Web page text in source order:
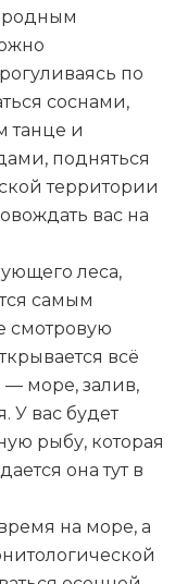
по
соснами,
танце и
подняться
территории
вас на
леса,
самым
смотровую
всё
море, залив,
У вас будет
рыбу, которая
она тут в
на море, а